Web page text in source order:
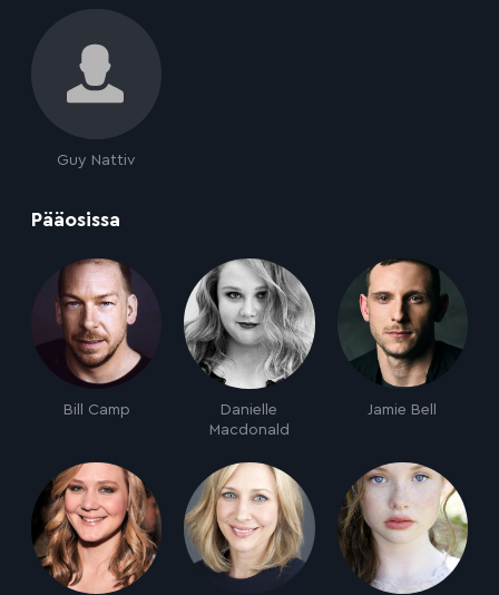
Guy Nattiv
Pääosissa
Bill Camp
Danielle
Macdonald
Jamie Bell